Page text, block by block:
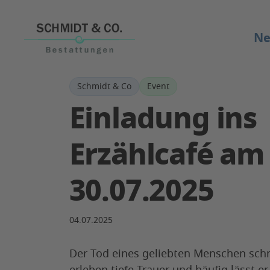
ASV
News
Erste
Schmidt & Co Event
Einladung ins
Erzählcafé am
30.07.2025
04.07.2025
Der Tod eines geliebten Menschen